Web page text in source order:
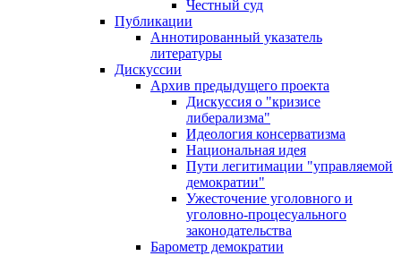
Честный суд
Публикации
Аннотированный указатель
литературы
Дискуссии
Архив предыдущего проекта
Дискуссия о "кризисе
либерализма"
Идеология консерватизма
Национальная идея
Пути легитимации "управляемой
демократии"
Ужесточение уголовного и
уголовно-процесуального
законодательства
Барометр демократии